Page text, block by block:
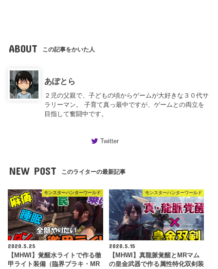
ABOUT この記事をかいた人
あぽとら
２児の父親で、子どもの頃からゲームが大好きな３０代サ
ラリーマン。 子育て真っ最中ですが、ゲームとの両立を
目指して奮闘中です。
Twitter
NEW POST このライターの最新記事
モンスターハンターワールド
2020.5.25
【MHWI】覚醒水ライトで作る徹
甲ライト装備（臨界ブラキ・MR
モンスターハンターワールド
2020.5.15
【MHWI】真龍脈覚醒とMRマム
の皇金武器で作る属性特化双剣装